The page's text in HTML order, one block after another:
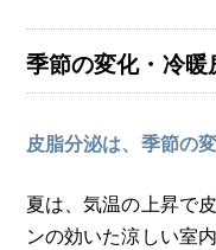
季節の変化・冷暖
皮脂分泌は、季節の
夏は、気温の上昇で
ンの効いた涼しい室